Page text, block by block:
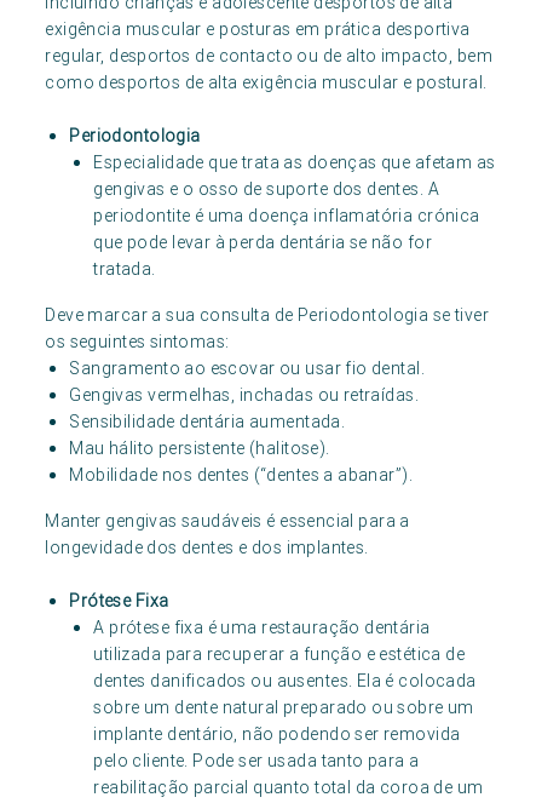
exigência muscular e posturas em prática desportiva
regular, desportos de contacto ou de alto impacto, bem
como desportos de alta exigência muscular e postural.
Periodontologia
Especialidade que trata as doenças que afetam as
gengivas e o osso de suporte dos dentes. A
periodontite é uma doença inflamatória crónica
que pode levar à perda dentária se não for
tratada.
Deve marcar a sua consulta de Periodontologia se tiver
os seguintes sintomas:
Sangramento ao escovar ou usar fio dental.
Gengivas vermelhas, inchadas ou retraídas.
Sensibilidade dentária aumentada.
Mau hálito persistente (halitose).
Mobilidade nos dentes (“dentes a abanar”).
Manter gengivas saudáveis é essencial para a
longevidade dos dentes e dos implantes.
Prótese Fixa
A prótese fixa é uma restauração dentária
utilizada para recuperar a função e estética de
dentes danificados ou ausentes. Ela é colocada
sobre um dente natural preparado ou sobre um
implante dentário, não podendo ser removida
pelo cliente. Pode ser usada tanto para a
reabilitação parcial quanto total da coroa de um